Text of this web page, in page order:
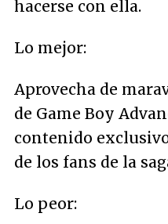
hacerse con ella.
Lo mejor:
Aprovecha de
de Game Boy
contenido
de los fans de la
Lo peor: